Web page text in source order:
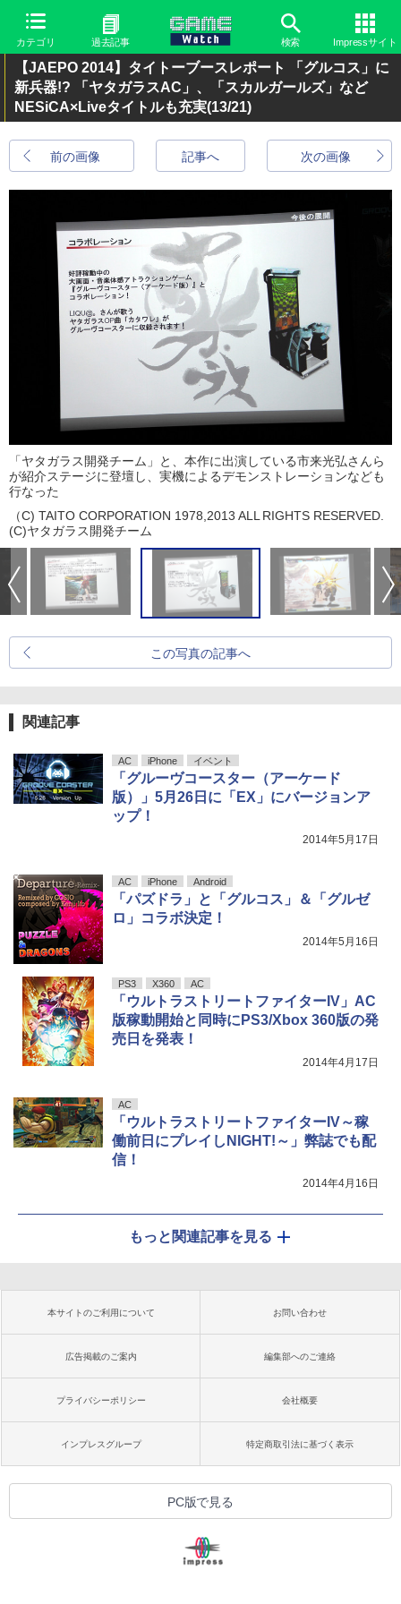
カテゴリ 過去記事 検索 Impressサイト
【JAEPO 2014】タイトーブースレポート 「グルコス」に
新兵器!? 「ヤタガラスAC」、「スカルガールズ」など
NESiCA×Liveタイトルも充実(13/21)
前の画像 次の画像
記事へ
「ヤタガラス開発チーム」と、本作に出演している市来光弘さんら
が紹介ステージに登壇し、実機によるデモンストレーションなども
行なった
（C) TAITO CORPORATION 1978,2013 ALL RIGHTS RESERVED.
(C)ヤタガラス開発チーム
この写真の記事へ
関連記事
AC iPhone イベント
「グルーヴコースター（アーケード
版）」5月26日に「EX」にバージョンア
ップ！
2014年5月17日
AC iPhone Android
「パズドラ」と「グルコス」＆「グルゼ
ロ」コラボ決定！
2014年5月16日
PS3 X360 AC
「ウルトラストリートファイターIV」AC
版稼動開始と同時にPS3/Xbox 360版の発
売日を発表！
2014年4月17日
AC
「ウルトラストリートファイターIV～稼
働前日にプレイしNIGHT!～」弊誌でも配
信！
2014年4月16日
もっと関連記事を見る
本サイトのご利用について お問い合わせ
広告掲載のご案内 編集部へのご連絡
プライバシーポリシー 会社概要
インプレスグループ 特定商取引法に基づく表示
PC版で見る